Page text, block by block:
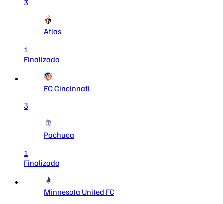
3
Atlas
1
Finalizado
FC Cincinnati
3
Pachuca
1
Finalizado
Minnesota United FC